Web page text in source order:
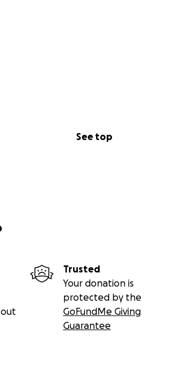
See top
Trusted
Your donation is
protected by the
GoFundMe Giving
Guarantee